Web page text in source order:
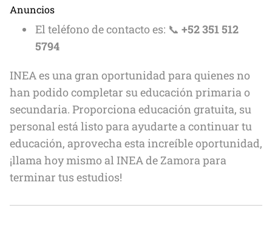
Anuncios
El teléfono de contacto es: 📞 +52 351 512
5794
INEA es una gran oportunidad para quienes no
han podido completar su educación primaria o
secundaria. Proporciona educación gratuita, su
personal está listo para ayudarte a continuar tu
educación, aprovecha esta increíble oportunidad,
¡llama hoy mismo al INEA de Zamora para
terminar tus estudios!